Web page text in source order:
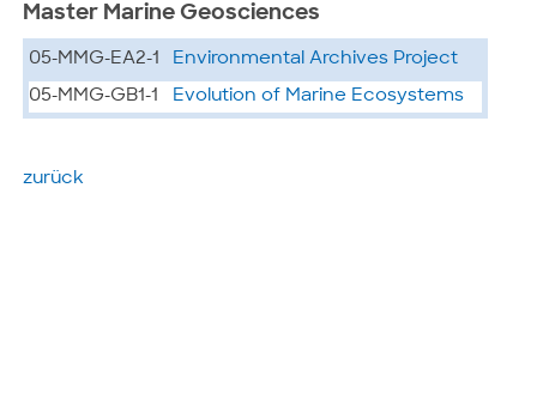
Master Marine Geosciences
05-MMG-EA2-1 Environmental Archives Project
05-MMG-GB1-1 Evolution of Marine Ecosystems
zurück